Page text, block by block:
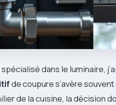
dans le luminaire,
de coupure s’avère
de la cuisine, la décision